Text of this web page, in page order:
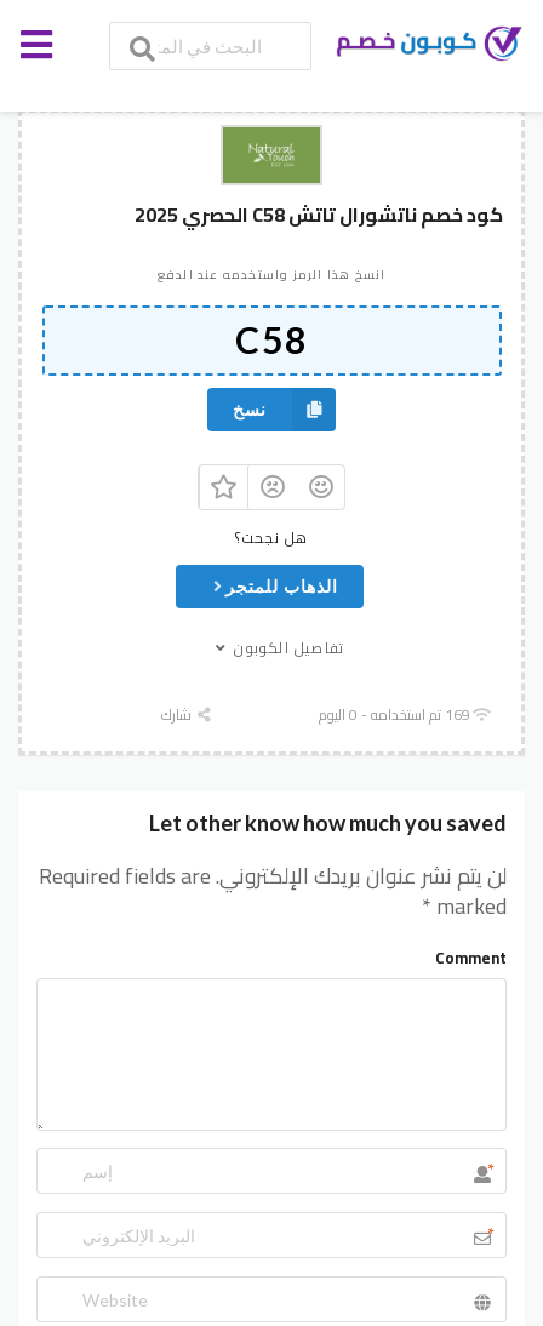
كود خصم ناتشورال تاتش C58 الحصري 2025
انسخ هذا الرمز واستخدمه عند الدفع
نسخ
هل نجحت؟
الذهاب للمتجر
تفاصيل الكوبون
169 تم استخدامه - 0 اليوم شارك
Let other know how much you saved
لن يتم نشر عنوان بريدك الإلكتروني.Required fields are
marked
*
Comment
*
*